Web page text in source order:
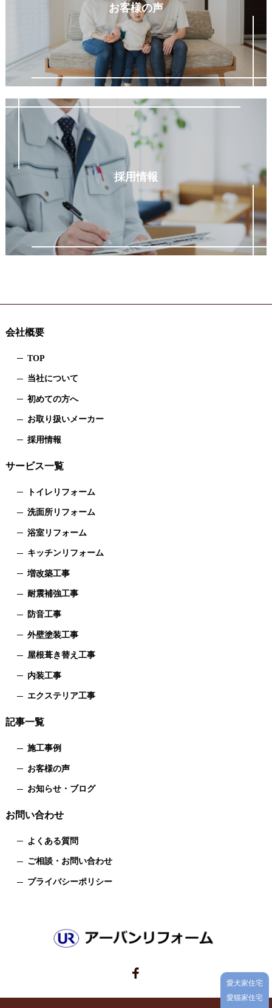
お客様の声
採用情報
愛犬家住宅
愛猫家住宅
会社概要
TOP
当社について
初めての方へ
お取り扱いメーカー
採用情報
サービス一覧
トイレリフォーム
洗面所リフォーム
浴室リフォーム
キッチンリフォーム
増改築工事
耐震補強工事
防音工事
外壁塗装工事
屋根葺き替え工事
内装工事
エクステリア工事
記事一覧
施工事例
お客様の声
お知らせ・ブログ
お問い合わせ
よくある質問
ご相談・お問い合わせ
プライバシーポリシー